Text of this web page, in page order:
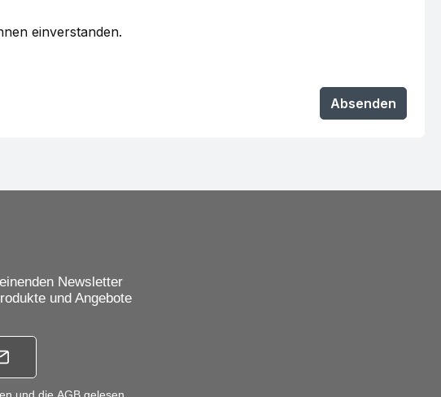
einverstanden.
Absenden
Newsletter
und Angebote